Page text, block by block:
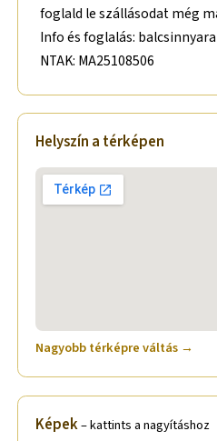
foglald le szállásodat még
Info és foglalás:
NTAK: MA25108506
Helyszín a térképen
Nagyobb térképre váltás →
Képek– kattints a nagyításhoz